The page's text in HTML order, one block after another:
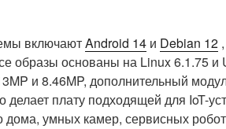
включаютAndroid 14 и Debian 12
образы основаны на Linux 6.1.75
и 8.46MP, дополнительный
плату подходящей для IoT-
дома, умных камер, сервисных